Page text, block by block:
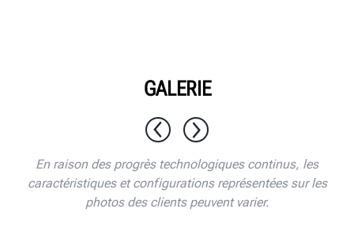
GALERIE
En raison des progrès technologiques continus, les
caractéristiques et configurations représentées sur les
photos des clients peuvent varier.